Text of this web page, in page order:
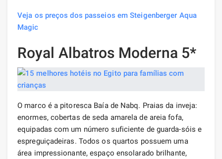
Veja os preços dos passeios em Steigenberger Aqua
Magic
Royal Albatros Moderna 5*
O marco é a pitoresca Baía de Nabq. Praias da inveja:
enormes, cobertas de seda amarela de areia fofa,
equipadas com um número suficiente de guarda-sóis e
espreguiçadeiras. Todos os quartos possuem uma
área impressionante, espaço ensolarado brilhante,